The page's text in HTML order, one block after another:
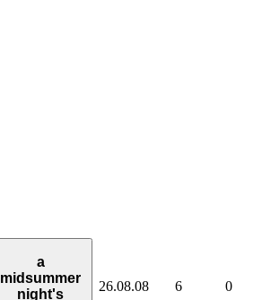
a
midsummer
night's
26.08.08 6 0